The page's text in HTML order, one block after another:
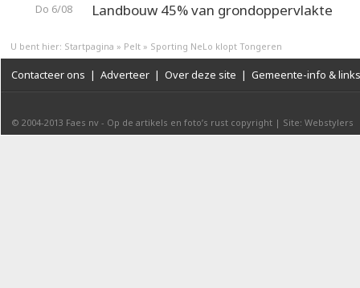
Do 6/08 Landbouw 45% van grondoppervlakte
U bent hier: Startpagina » Pelt » Sporting NeLo klopt Tongeren
Contacteer ons | Adverteer | Over deze site | Gemeente-info & links
© 2004-2013 Faes nv - Op de artikels en foto’s rust copyright | Site: Webstylers